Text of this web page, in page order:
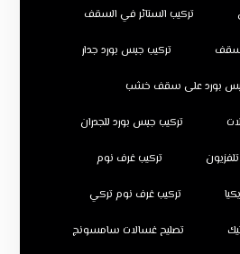
تركيب الستائر في السقف
تركيب جبس بورد جدار
بورد على سقف خشب
تركيب جبس بورد للجدران
تركيب غرف نوم
تركيب غرف نوم تركي
تصليح غسالات سامسونج